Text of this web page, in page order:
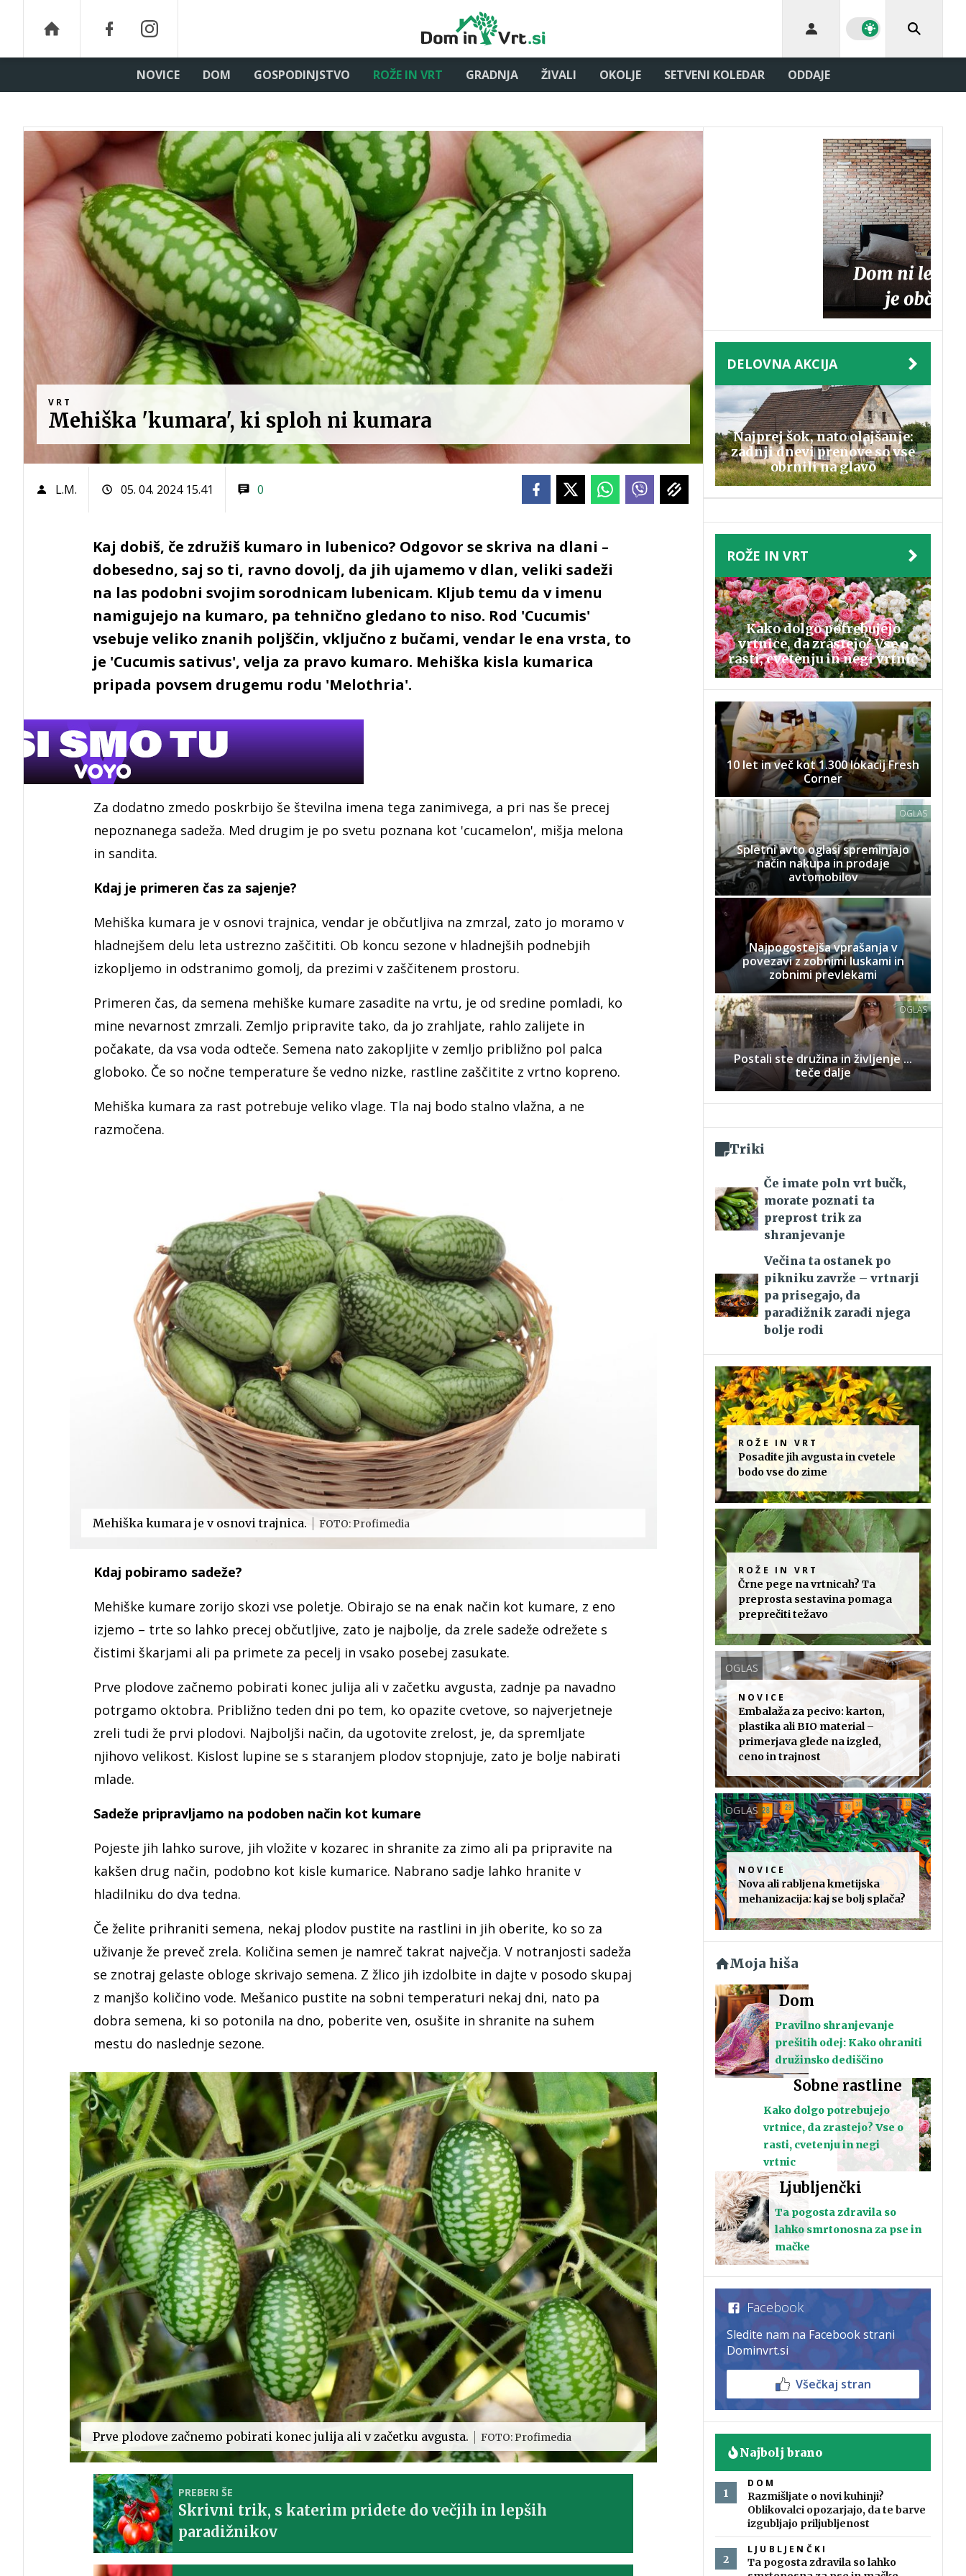
NOVICE DOM GOSPODINJSTVO ROŽE IN VRT GRADNJA ŽIVALI OKOLJE SETVENI KOLEDAR ODDAJE
VRT
Mehiška 'kumara', ki sploh ni kumara
L.M. 05. 04. 2024 15.41 0
Kaj dobiš, če združiš kumaro in lubenico? Odgovor se skriva na dlani –
dobesedno, saj so ti, ravno dovolj, da jih ujamemo v dlan, veliki sadeži
na las podobni svojim sorodnicam lubenicam. Kljub temu da v imenu
namigujejo na kumaro, pa tehnično gledano to niso. Rod 'Cucumis'
vsebuje veliko znanih poljščin, vključno z bučami, vendar le ena vrsta, to
je 'Cucumis sativus', velja za pravo kumaro. Mehiška kisla kumarica
pripada povsem drugemu rodu 'Melothria'.
Za dodatno zmedo poskrbijo še številna imena tega zanimivega, a pri nas še precej
nepoznanega sadeža. Med drugim je po svetu poznana kot 'cucamelon', mišja melona
in sandita.
Kdaj je primeren čas za sajenje?
Mehiška kumara je v osnovi trajnica, vendar je občutljiva na zmrzal, zato jo moramo v
hladnejšem delu leta ustrezno zaščititi. Ob koncu sezone v hladnejših podnebjih
izkopljemo in odstranimo gomolj, da prezimi v zaščitenem prostoru.
Primeren čas, da semena mehiške kumare zasadite na vrtu, je od sredine pomladi, ko
mine nevarnost zmrzali. Zemljo pripravite tako, da jo zrahljate, rahlo zalijete in
počakate, da vsa voda odteče. Semena nato zakopljite v zemljo približno pol palca
globoko. Če so nočne temperature še vedno nizke, rastline zaščitite z vrtno kopreno.
Mehiška kumara za rast potrebuje veliko vlage. Tla naj bodo stalno vlažna, a ne
razmočena.
Mehiška kumara je v osnovi trajnica. FOTO: Profimedia
Kdaj pobiramo sadeže?
Mehiške kumare zorijo skozi vse poletje. Obirajo se na enak način kot kumare, z eno
izjemo – trte so lahko precej občutljive, zato je najbolje, da zrele sadeže odrežete s
čistimi škarjami ali pa primete za pecelj in vsako posebej zasukate.
Prve plodove začnemo pobirati konec julija ali v začetku avgusta, zadnje pa navadno
potrgamo oktobra. Približno teden dni po tem, ko opazite cvetove, so najverjetneje
zreli tudi že prvi plodovi. Najboljši način, da ugotovite zrelost, je, da spremljate
njihovo velikost. Kislost lupine se s staranjem plodov stopnjuje, zato je bolje nabirati
mlade.
Sadeže pripravljamo na podoben način kot kumare
Pojeste jih lahko surove, jih vložite v kozarec in shranite za zimo ali pa pripravite na
kakšen drug način, podobno kot kisle kumarice. Nabrano sadje lahko hranite v
hladilniku do dva tedna.
Če želite prihraniti semena, nekaj plodov pustite na rastlini in jih oberite, ko so za
uživanje že preveč zrela. Količina semen je namreč takrat največja. V notranjosti sadeža
se znotraj gelaste obloge skrivajo semena. Z žlico jih izdolbite in dajte v posodo skupaj
z manjšo količino vode. Mešanico pustite na sobni temperaturi nekaj dni, nato pa
dobra semena, ki so potonila na dno, poberite ven, osušite in shranite na suhem
mestu do naslednje sezone.
Prve plodove začnemo pobirati konec julija ali v začetku avgusta. FOTO: Profimedia
PREBERI ŠE
Skrivni trik, s katerim pridete do večjih in lepših
paradižnikov
DELOVNA AKCIJA
Najprej šok, nato olajšanje:
zadnji dnevi prenove so vse
obrnili na glavo
ROŽE IN VRT
Kako dolgo potrebujejo
vrtnice, da zrastejo? Vse o
rasti, cvetenju in negi vrtnic
10 let in več kot 1.300 lokacij Fresh
Corner
OGLAS
Spletni avto oglasi spreminjajo
način nakupa in prodaje
avtomobilov
Najpogostejša vprašanja v
povezavi z zobnimi luskami in
zobnimi prevlekami
OGLAS
Postali ste družina in življenje ...
teče dalje
Triki
Če imate poln vrt bučk,
morate poznati ta
preprost trik za
shranjevanje
Večina ta ostanek po
pikniku zavrže – vrtnarji
pa prisegajo, da
paradižnik zaradi njega
bolje rodi
ROŽE IN VRT
Posadite jih avgusta in cvetele
bodo vse do zime
ROŽE IN VRT
Črne pege na vrtnicah? Ta
preprosta sestavina pomaga
preprečiti težavo
OGLAS
NOVICE
Embalaža za pecivo: karton,
plastika ali BIO material –
primerjava glede na izgled,
ceno in trajnost
OGLAS
NOVICE
Nova ali rabljena kmetijska
mehanizacija: kaj se bolj splača?
Moja hiša
Dom
Pravilno shranjevanje
prešitih odej: Kako ohraniti
družinsko dediščino
Sobne rastline
Kako dolgo potrebujejo
vrtnice, da zrastejo? Vse o
rasti, cvetenju in negi
vrtnic
Ljubljenčki
Ta pogosta zdravila so
lahko smrtonosna za pse in
mačke
Facebook
Sledite nam na Facebook strani
Dominvrt.si
Všečkaj stran
Najbolj brano
DOM
Razmišljate o novi kuhinji?
Oblikovalci opozarjajo, da te barve
izgubljajo priljubljenost
LJUBLJENČKI
Ta pogosta zdravila so lahko